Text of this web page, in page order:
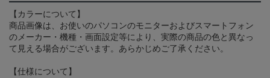
【カラーについて】
商品画像は、お使いのパソコンのモニターおよびスマートフォン
のメーカー・機種・画面設定等により、実際の商品の色と異なっ
て見える場合がございます。あらかじめご了承ください。
【仕様について】